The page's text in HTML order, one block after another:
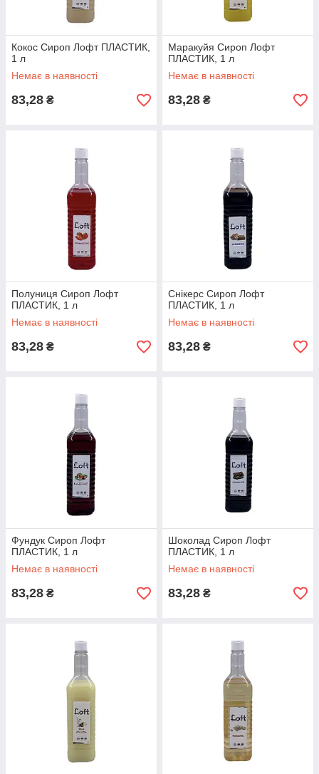
Кокос Сироп Лофт ПЛАСТИК,
1 л
Немає в наявності
83,28 ₴
Маракуйя Сироп Лофт
ПЛАСТИК, 1 л
Немає в наявності
83,28 ₴
Полуниця Сироп Лофт
ПЛАСТИК, 1 л
Немає в наявності
83,28 ₴
Снікерс Сироп Лофт
ПЛАСТИК, 1 л
Немає в наявності
83,28 ₴
Фундук Сироп Лофт
ПЛАСТИК, 1 л
Немає в наявності
83,28 ₴
Шоколад Сироп Лофт
ПЛАСТИК, 1 л
Немає в наявності
83,28 ₴